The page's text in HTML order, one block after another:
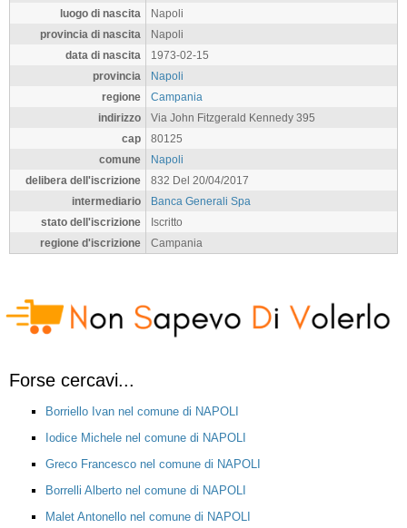
luogo di nascita
Napoli
provincia di nascita
Napoli
data di nascita
1973-02-15
provincia
Napoli
regione
Campania
indirizzo
Via John Fitzgerald Kennedy 395
cap
80125
comune
Napoli
delibera dell'iscrizione
832 Del 20/04/2017
intermediario
Banca Generali Spa
stato dell'iscrizione
Iscritto
regione d'iscrizione
Campania
Forse cercavi...
Borriello Ivan nel comune di NAPOLI
Iodice Michele nel comune di NAPOLI
Greco Francesco nel comune di NAPOLI
Borrelli Alberto nel comune di NAPOLI
Malet Antonello nel comune di NAPOLI